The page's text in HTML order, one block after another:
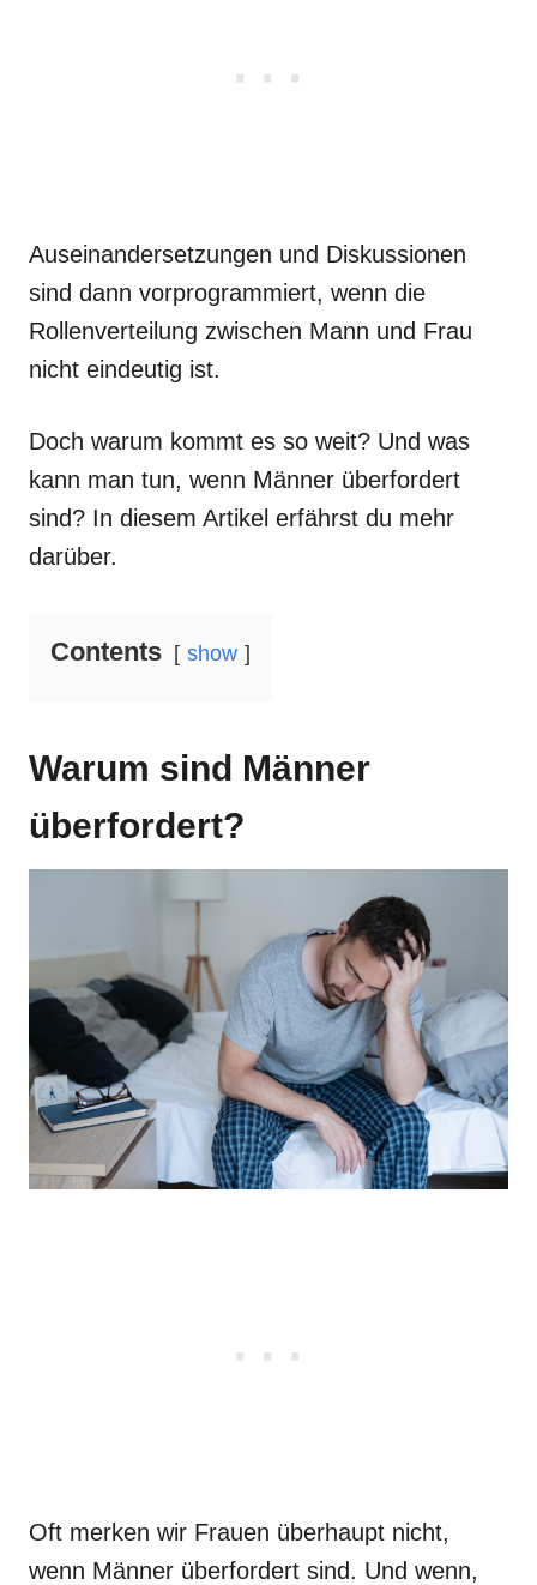
Auseinandersetzungen und Diskussionen
sind dann vorprogrammiert, wenn die
Rollenverteilung zwischen Mann und Frau
nicht eindeutig ist.
Doch warum kommt es so weit? Und was
kann man tun, wenn Männer überfordert
sind? In diesem Artikel erfährst du mehr
darüber.
Contents show
Warum sind Männer
überfordert?
Oft merken wir Frauen überhaupt nicht,
wenn Männer überfordert sind. Und wenn,